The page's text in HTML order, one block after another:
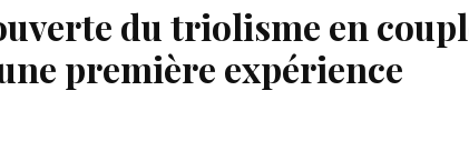
du triolisme en
première expérience